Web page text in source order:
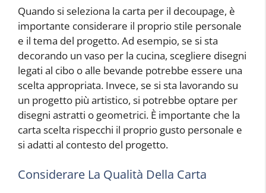
Quando si seleziona la carta per il decoupage, è
importante considerare il proprio stile personale
e il tema del progetto. Ad esempio, se si sta
decorando un vaso per la cucina, scegliere disegni
legati al cibo o alle bevande potrebbe essere una
scelta appropriata. Invece, se si sta lavorando su
un progetto più artistico, si potrebbe optare per
disegni astratti o geometrici. È importante che la
carta scelta rispecchi il proprio gusto personale e
si adatti al contesto del progetto.
Considerare La Qualità Della Carta